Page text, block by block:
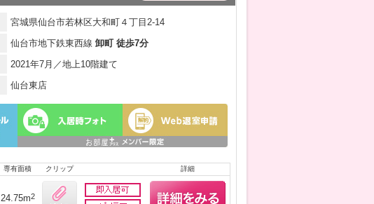
宮城県仙台市若林区大和町４丁目2-14
仙台市地下鉄東西線 卸町 徒歩7分
2021年7月／地上10階建て
仙台東店
専有面積 クリップ 詳細
24.75m2